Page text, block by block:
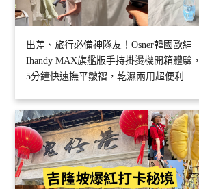
出差、旅行必備神隊友！Osner韓國歐紳
Ihandy MAX旗艦版手持掛燙機開箱體驗，
5分鐘快速撫平皺褶，乾濕兩用超便利